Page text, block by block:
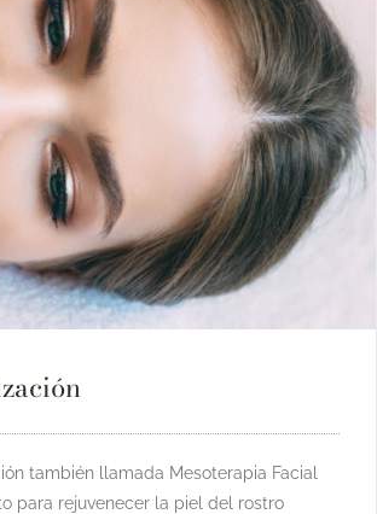
también llamada Mesoterapia Facial
para rejuvenecer la piel del rostro